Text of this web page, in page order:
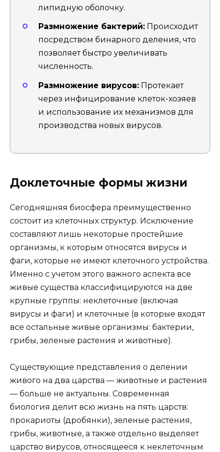
липидную оболочку.
Размножение бактерий: Происходит
посредством бинарного деления, что
позволяет быстро увеличивать
численность.
Размножение вирусов: Протекает
через инфицирование клеток-хозяев
и использование их механизмов для
производства новых вирусов.
Доклеточные формы жизни
Сегодняшняя биосфера преимущественно
состоит из клеточных структур. Исключение
составляют лишь некоторые простейшие
организмы, к которым относятся вирусы и
фаги, которые не имеют клеточного устройства.
Именно с учетом этого важного аспекта все
живые существа классифицируются на две
крупные группы: неклеточные (включая
вирусы и фаги) и клеточные (в которые входят
все остальные живые организмы: бактерии,
грибы, зеленые растения и животные).
Существующие представления о делении
живого на два царства — животные и растения
— больше не актуальны. Современная
биология делит всю жизнь на пять царств:
прокариоты (дробянки), зеленые растения,
грибы, животные, а также отдельно выделяет
царство вирусов, относящееся к неклеточным